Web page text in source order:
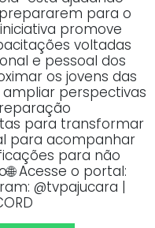
para o
promove
voltadas
e pessoal dos
os jovens das
perspectivas
para transformar
para acompanhar
para não
Acesse o portal:
@tvpajucara |